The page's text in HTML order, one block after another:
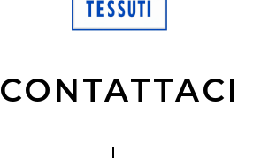
CONTATTACI